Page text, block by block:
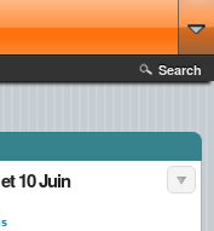
Search
10 Juin